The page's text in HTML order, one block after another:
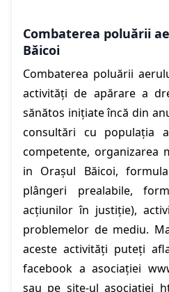
Combaterea poluării
Băicoi
Combaterea poluării
activități de apărare a
sănătos inițiate încă din
consultări cu populația
competente, organizarea
in Orașul Băicoi,
plângeri prealabile,
acțiunilor în justiție),
problemelor de mediu.
aceste activități puteți
facebook a asociației
sau pe site-ul asociației